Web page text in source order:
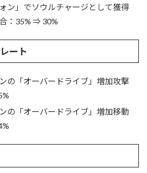
ン」でソウルチャージとして獲得
：35% ⇒ 30%
ート
の「オーバードライブ」増加攻撃
の「オーバードライブ」増加移動